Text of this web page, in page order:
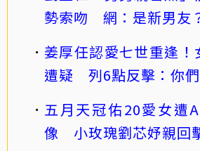
勢索吻 網：是新男友
姜厚任認愛七世重逢！
遭疑 列6點反擊：你
五月天冠佑20愛女遭
像 小玫瑰劉芯妤親回